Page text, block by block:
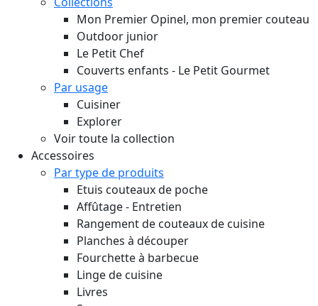
Mon Premier Opinel, mon premier couteau
Outdoor junior
Le Petit Chef
Couverts enfants - Le Petit Gourmet
Par usage
Cuisiner
Explorer
Voir toute la collection
Accessoires
Par type de produits
Etuis couteaux de poche
Affûtage - Entretien
Rangement de couteaux de cuisine
Planches à découper
Fourchette à barbecue
Linge de cuisine
Livres